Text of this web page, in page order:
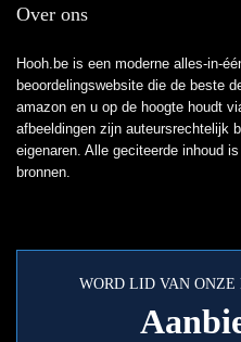
Over ons
Hooh.be is een moderne alles-in-
beoordelingswebsite die de beste
amazon en u op de hoogte houdt
afbeeldingen zijn auteursrechtelijk
eigenaren. Alle geciteerde inhoud
bronnen.
WORD LID VAN